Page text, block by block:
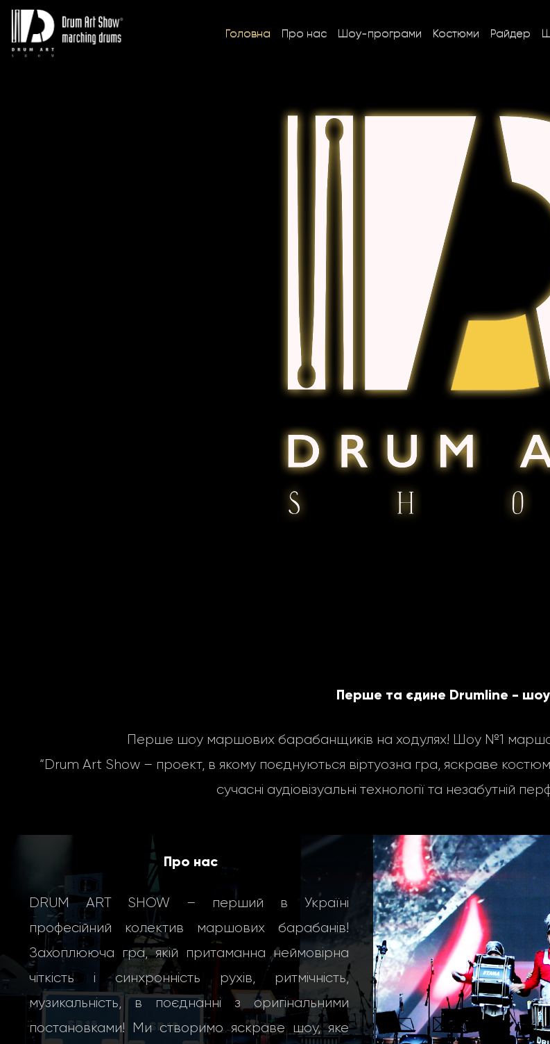
Головна Про нас Шоу-програми Костюми Райдер
Перше та єдине Drumline - шоу
Перше шоу маршових барабанщиків на ходулях! Шоу №1
“Drum Art Show – проект, в якому поєднуються віртуозна гра, яскраве
сучасні аудіовізуальні технології та незабутній
Про нас
DRUM ART SHOW – перший в Україні
професійний колектив маршових барабанів!
Захоплююча гра, якій притаманна неймовірна
чіткість і синхронність рухів, ритмічність,
музикальність, в поєднанні з оригінальними
постановками! Ми створимо яскраве шоу, яке